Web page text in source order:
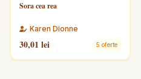
Sora cea rea
Karen Dionne
30,01 lei 5 oferte